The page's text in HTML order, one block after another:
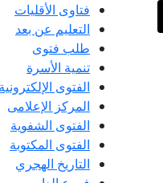
فتاوى الأقليات
التعليم عن بعد
طلب فتوى
تنمية الأسرة
الفتوى الإلكترونية
المركز الإعلامى
الفتوى الشفوية
الفتوى المكتوبة
التاريخ الهجري